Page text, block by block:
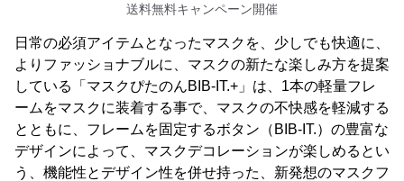
送料無料キャンペーン開催
日常の必須アイテムとなったマスクを、少しでも快適に、
よりファッショナブルに、マスクの新たな楽しみ方を提案
している「マスクぴたのんBIB-IT.+」は、1本の軽量フレ
ームをマスクに装着する事で、マスクの不快感を軽減する
とともに、フレームを固定するボタン（BIB-IT.）の豊富な
デザインによって、マスクデコレーションが楽しめるとい
う、機能性とデザイン性を併せ持った、新発想のマスクフ